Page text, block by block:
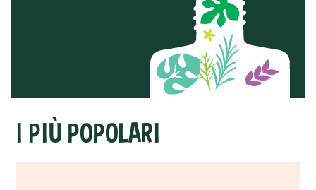
I PIÙ POPOLARI